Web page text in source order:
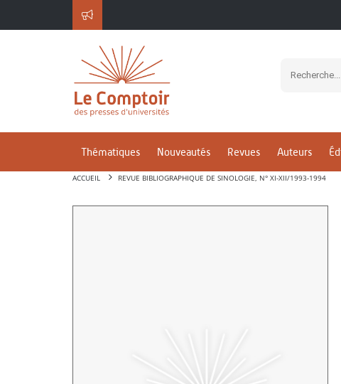
Thématiques Nouveautés Revues Auteurs
ACCUEIL REVUE BIBLIOGRAPHIQUE DE SINOLOGIE, N° XI-XII/1993-1994